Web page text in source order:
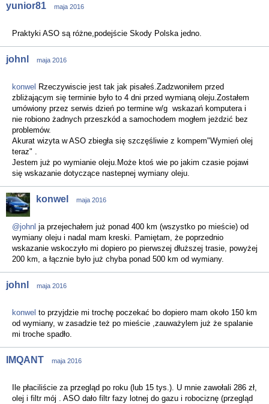
yunior81 maja 2016
Praktyki ASO są różne,podejście Skody Polska jedno.
johnl maja 2016
konwel Rzeczywiscie jest tak jak pisałeś.Zadzwoniłem przed
zbliżającym się terminie było to 4 dni przed wymianą oleju.Zostałem
umówiony przez serwis dzień po termine w/g wskazań komputera i
nie robiono żadnych przeszkód a samochodem mogłem jeżdzić bez
problemów.
Akurat wizyta w ASO zbiegła się szczęśliwie z kompem"Wymień olej
teraz" .
Jestem już po wymianie oleju.Może ktoś wie po jakim czasie pojawi
się wskazanie dotyczące nastepnej wymiany oleju.
konwel maja 2016
@johnl ja przejechałem już ponad 400 km (wszystko po mieście) od
wymiany oleju i nadal mam kreski. Pamiętam, że poprzednio
wskazanie wskoczyło mi dopiero po pierwszej dłuższej trasie, powyżej
200 km, a łącznie było już chyba ponad 500 km od wymiany.
johnl maja 2016
konwel to przyjdzie mi trochę poczekać bo dopiero mam około 150 km
od wymiany, w zasadzie też po mieście ,zauważylem już że spalanie
mi troche spadło.
IMQANT maja 2016
Ile płaciliście za przegląd po roku (lub 15 tys.). U mnie zawołali 286 zł,
olej i filtr mój . ASO dało filtr fazy lotnej do gazu i robociznę (przegląd